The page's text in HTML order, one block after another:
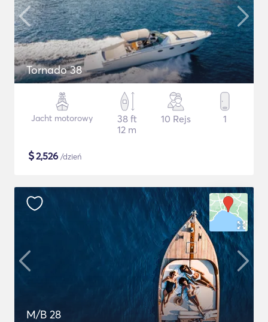
Tornado 38
Jacht motorowy
38 ft
12 m
10 Rejs 1
$2,526 /dzień
M/B 28